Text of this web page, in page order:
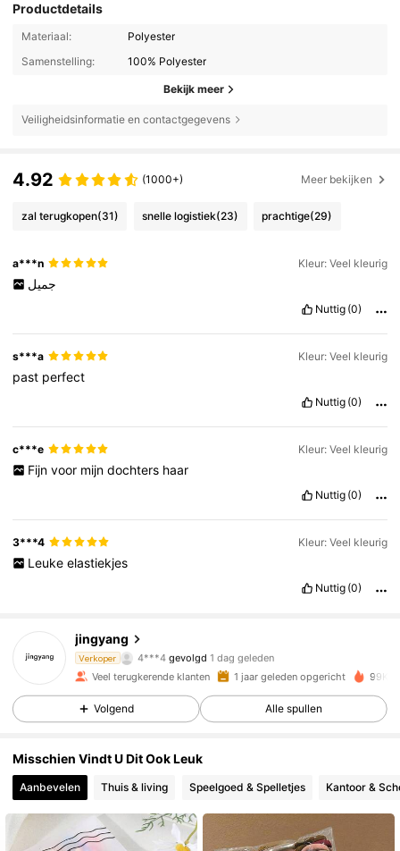
Productdetails
Materiaal:
Polyester
Samenstelling:
100% Polyester
Bekijk meer
Veiligheidsinformatie en contactgegevens
4.92 (1000+) Meer bekijken
zal terugkopen(31) snelle logistiek(23) prachtige(29)
a***n Kleur: Veel kleurig
جميل
Nuttig (0)
s***a Kleur: Veel kleurig
past perfect
Nuttig (0)
c***e Kleur: Veel kleurig
Fijn voor mijn dochters haar
Nuttig (0)
3***4 Kleur: Veel kleurig
Leuke elastiekjes
Nuttig (0)
jingyang
Verkoper
4***4
a***dis aan het browsen
4.90 10K Volgers
4.90 10K Volgers
Veel terugkerende klanten 1 jaar geleden opgericht 99K+
Volgend Alle spullen
Misschien Vindt U Dit Ook Leuk
Aanbevelen Thuis & living Speelgoed & Spelletjes Kantoor &